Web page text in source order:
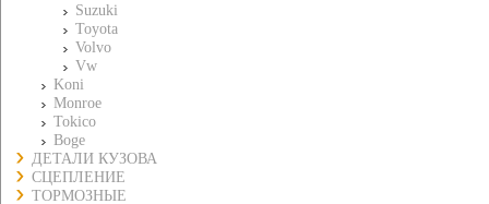
Suzuki
Toyota
Volvo
Vw
Koni
Monroe
Tokico
Boge
ДЕТАЛИ КУЗОВА
СЦЕПЛЕНИЕ
ТОРМОЗНЫЕ